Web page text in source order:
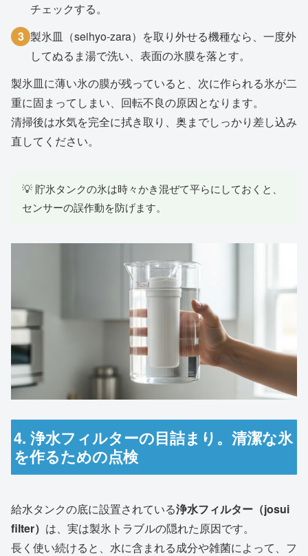
チェックする。
3 製氷皿（seihyo-zara）を取り外せる機種なら、一度外
してぬるま湯で洗い、表面の氷膜を落とす。
製氷皿に薄い氷の膜が残っていると、次に作られる氷が二
重に固まってしまい、回転不良の原因となります。
清掃後は水気を完全に拭き取り、奥までしっかり差し込み
直してください。
💡 貯氷タンクの氷は時々かき混ぜて平らにしておくと、
センサーの誤作動を防げます。
4. 浄水フィルターの目詰まり。清潔な氷
を作るための点検
給水タンクの底に設置されている浄水フィルター（josui
filter） は、実は製氷トラブルの隠れた原因です。
長く使い続けると、水に含まれる成分や雑菌によって、フ